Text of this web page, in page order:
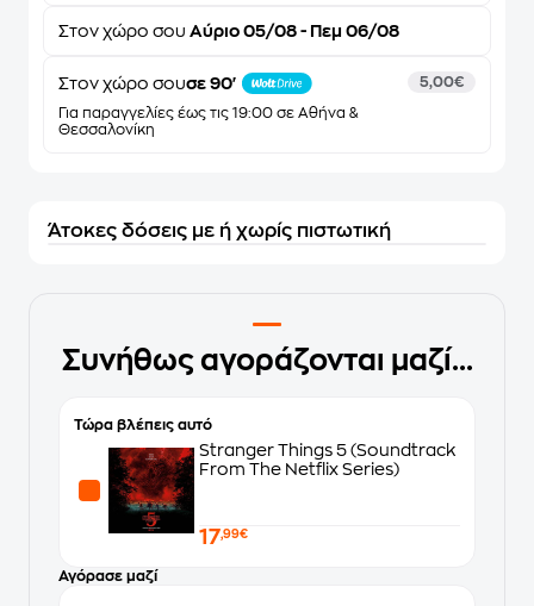
Στον χώρο σου Αύριο 05/08 - Πεμ 06/08
Στον χώρο σουσε 90'
Για παραγγελίες έως τις 19:00 σε Αθήνα &
Θεσσαλονίκη
5,00€
Άτοκες δόσεις με ή χωρίς πιστωτική
Συνήθως αγοράζονται μαζί...
Τώρα βλέπεις αυτό
Stranger Things 5 (Soundtrack
From The Netflix Series)
17,99€
Αγόρασε μαζί